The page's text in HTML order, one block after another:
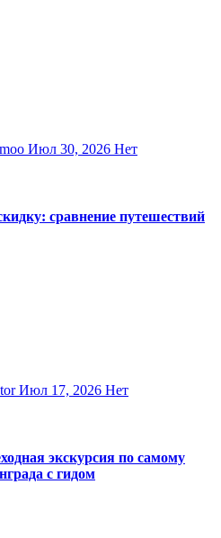
Июл 30, 2026 Нет
сравнение путешествий
Июл 17, 2026 Нет
экскурсия по самому
с гидом